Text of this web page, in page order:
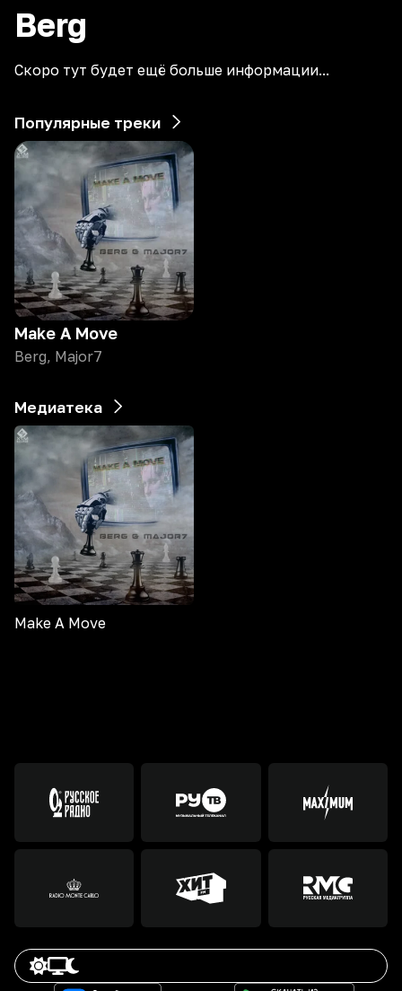
Berg
Скоро тут будет ещё больше информации...
Популярные треки
Make A Move
Berg, Major7
Медиатека
Make A Move